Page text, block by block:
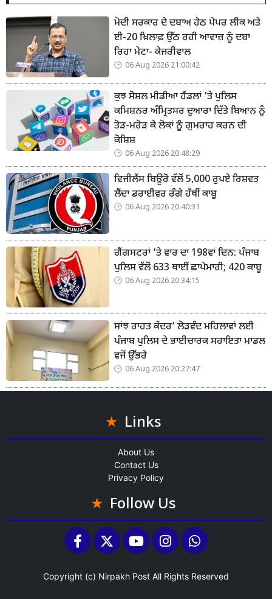
ਮੋਦੀ ਸਰਕਾਰ ਦੇ ਦਬਾਅ ਹੇਠ ਪੇਪਰ ਲੀਕ ਅਤੇ
ਈ-20 ਖ਼ਿਲਾਫ਼ ਉੱਠ ਰਹੀ ਆਵਾਜ਼ ਨੂੰ ਦਬਾ
ਰਿਹਾ ਮੇਟਾ- ਕੇਜਰੀਵਾਲ
06 Aug 2026 21:00:42
ਕੁਝ ਸੋਸ਼ਲ ਮੀਡੀਆ ਹੈਂਡਲਾਂ ’ਤੇ ਪੁਲਿਸ
ਕਮਿਸ਼ਨਰ ਅੰਮ੍ਰਿਤਸਰ ਦੁਆਰਾ ਦਿੱਤੇ ਬਿਆਨ ਨੂੰ
ਤੋੜ-ਮਰੋੜ ਕੇ ਲੋਕਾਂ ਨੂੰ ਗੁਮਰਾਹ ਕਰਨ ਦੀ
ਕੋਸ਼ਿਸ਼
06 Aug 2026 20:48:29
ਵਿਜੀਲੈਂਸ ਬਿਊਰੋ ਵੱਲੋਂ 5,000 ਰੁਪਏ ਰਿਸ਼ਵਤ
ਲੈਂਦਾ ਡਰਾਈਵਰ ਰੰਗੇ ਹੱਥੀਂ ਕਾਬੂ
06 Aug 2026 20:40:31
ਗੈਂਗਸਟਰਾਂ 'ਤੇ ਵਾਰ ਦਾ 198ਵਾਂ ਦਿਨ: ਪੰਜਾਬ
ਪੁਲਿਸ ਵੱਲੋਂ 633 ਥਾਈਂ ਛਾਪੇਮਾਰੀ; 420 ਕਾਬੂ
06 Aug 2026 20:34:15
ਸਾਂਝ ਰਾਹਤ ਕੇਂਦਰ’ ਲੋੜਵੰਦ ਮਹਿਲਾਵਾਂ ਲਈ
ਪੰਜਾਬ ਪੁਲਿਸ ਦੇ ਭਾਈਚਾਰਕ ਸਹਾਇਤਾ ਮਾਡਲ
ਵਜੋਂ ਉੱਭਰੇ
06 Aug 2026 20:27:47
Links
About Us
Contact Us
Privacy Policy
Follow Us
Copyright (c) Nirpakh Post All Rights Reserved